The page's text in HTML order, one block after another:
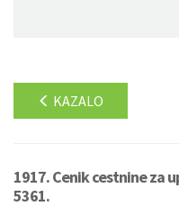
KAZALO
1917. Cenik cestnine za
5361.